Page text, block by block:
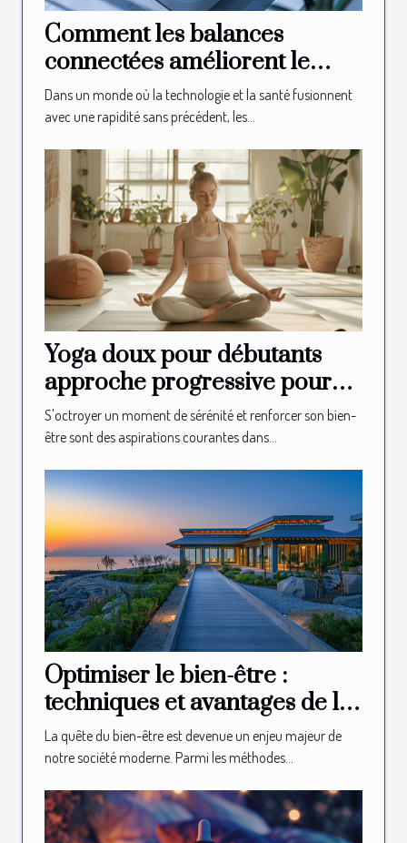
Comment les balances
connectées améliorent le
suivi de la santé en 2025
Dans un monde où la technologie et la santé fusionnent
avec une rapidité sans précédent, les...
Yoga doux pour débutants
approche progressive pour
intégrer le yoga dans votre
routine de bien-être
S'octroyer un moment de sérénité et renforcer son bien-
être sont des aspirations courantes dans...
Optimiser le bien-être :
techniques et avantages de la
thalasso et du spa
La quête du bien-être est devenue un enjeu majeur de
notre société moderne. Parmi les méthodes...